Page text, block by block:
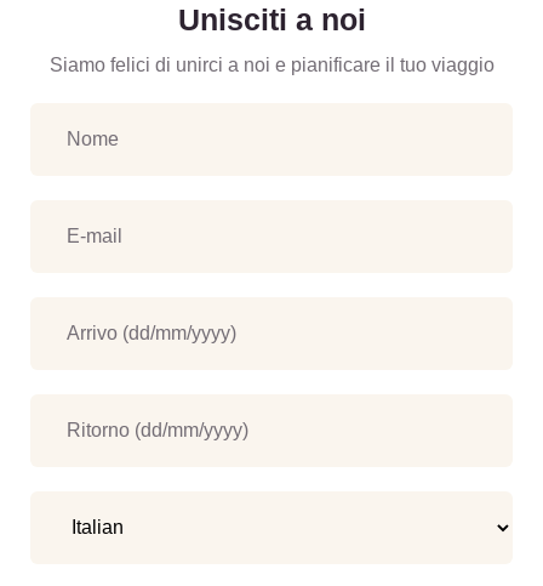
Unisciti a noi
Siamo felici di unirci a noi e pianificare il tuo viaggio